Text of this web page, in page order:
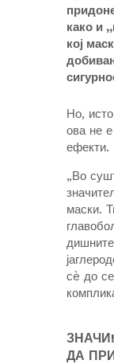
како и
кој
Но,
ова не
ефекти.
„Во
маски.
сè до
ДА